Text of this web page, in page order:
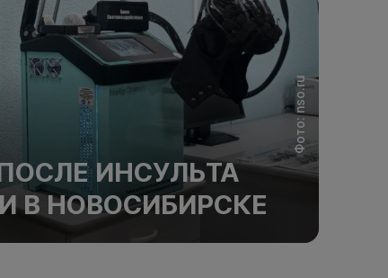
Фото: nso.ru
ИНСУЛЬТА
В НОВОСИБИРСКЕ